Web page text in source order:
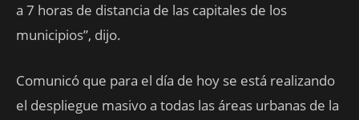
a 7 horas de distancia de las capitales de los
municipios”, dijo.
Comunicó que para el día de hoy se está realizando
el despliegue masivo a todas las áreas urbanas de la